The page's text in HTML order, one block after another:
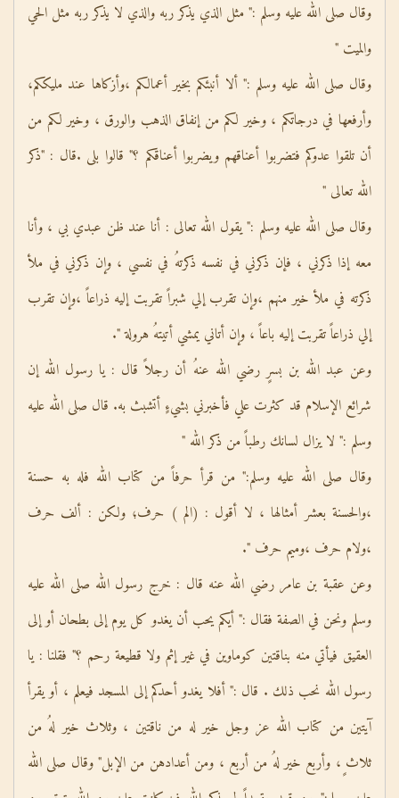
وقال صلى الله عليه وسلم :" مثل الذي يذكر ربه والذي لا يذكر ربه مثل الحي
والميت "
وقال صلى الله عليه وسلم :" ألا أنبئكم بخير أعمالكم ،وأزكاها عند مليككم،
وأرفعها في درجاتكم ، وخير لكم من إنفاق الذهب والورق ، وخير لكم من
أن تلقوا عدوكم فتضربوا أعناقهم ويضربوا أعناقكم ؟" قالوا بلى .قال : "ذكر
الله تعالى "
وقال صلى الله عليه وسلم :" يقول الله تعالى : أنا عند ظن عبدي بي ، وأنا
معه إذا ذكرني ، فإن ذكرني في نفسه ذكرتهُ في نفسي ، وإن ذكرني في ملأ
ذكرته في ملأ خير منهم ،وإن تقرب إلي شبراً تقربت إليه ذراعاً ،وإن تقرب
إلي ذراعاً تقربت إليه باعاً ، وإن أتاني يمشي أتيتهُ هرولة ".
وعن عبد الله بن بسرٍ رضي الله عنهُ أن رجلاً قال : يا رسول الله إن
شرائع الإسلام قد كثرت علي فأخبرني بشيءٍ أتشبث به. قال صلى الله عليه
وسلم :" لا يزال لسانك رطباً من ذكر الله "
وقال صلى الله عليه وسلم:" من قرأ حرفاً من كتاب الله فله به حسنة
،والحسنة بعشر أمثالها ، لا أقول : (الم ) حرف؛ ولكن : ألف حرف
،ولام حرف ،وميم حرف ".
وعن عقبة بن عامر رضي الله عنه قال : خرج رسول الله صلى الله عليه
وسلم ونحن في الصفة فقال :" أيكم يحب أن يغدو كل يوم إلى بطحان أو إلى
العقيق فيأتي منه بناقتين كوماوين في غير إثم ولا قطيعة رحم ؟" فقلنا : يا
رسول الله نحب ذلك . قال :" أفلا يغدو أحدكم إلى المسجد فيعلم ، أو يقرأ
آيتين من كتاب الله عز وجل خير له من ناقتين ، وثلاث خير لهُ من
ثلاث ٍ، وأربع خير لهُ من أربع ، ومن أعدادهن من الإبل" وقال صلى الله